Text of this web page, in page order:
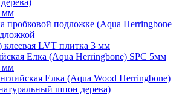
мм
пробковой подложке (Aqua Herringbone
LVT плитка 3 мм
Елка (Aqua Herringbone) SPC 5мм
мм
Елка (Aqua Wood Herringbone)
шпон дерева)